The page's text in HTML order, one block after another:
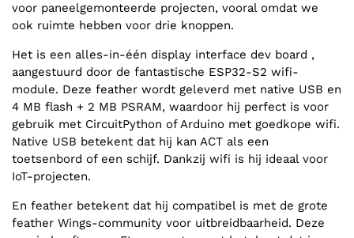
voor paneelgemonteerde projecten, vooral omdat we
ook ruimte hebben voor drie knoppen.
Het is een alles-in-één display interface dev board ,
aangestuurd door de fantastische ESP32-S2 wifi-
module. Deze feather wordt geleverd met native USB en
4 MB flash + 2 MB PSRAM, waardoor hij perfect is voor
gebruik met CircuitPython of Arduino met goedkope wifi.
Native USB betekent dat hij kan ACT als een
toetsenbord of een schijf. Dankzij wifi is hij ideaal voor
IoT-projecten.
En feather betekent dat hij compatibel is met de grote
feather Wings-community voor uitbreidbaarheid. Deze